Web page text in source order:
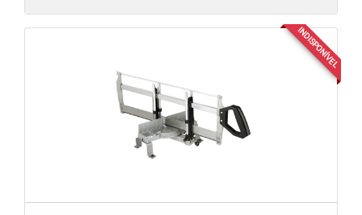
INDISPONÍVEL